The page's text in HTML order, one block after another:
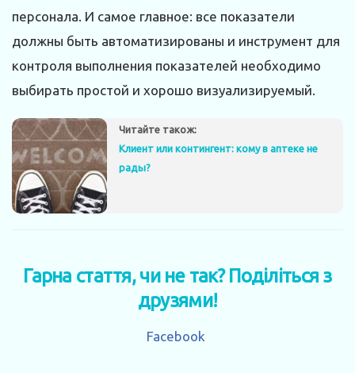
персонала. И самое главное: все показатели
должны быть автоматизированы и инструмент для
контроля выполнения показателей необходимо
выбирать простой и хорошо визуализируемый.
Читайте також:
Клиент или контингент: кому в аптеке не
рады?
Гарна стаття, чи не так? Поділіться з
друзями!
Facebook